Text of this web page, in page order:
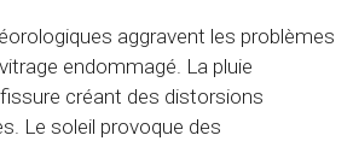
aggravent les problèmes
endommagé. La pluie
créant des distorsions
Le soleil provoque des